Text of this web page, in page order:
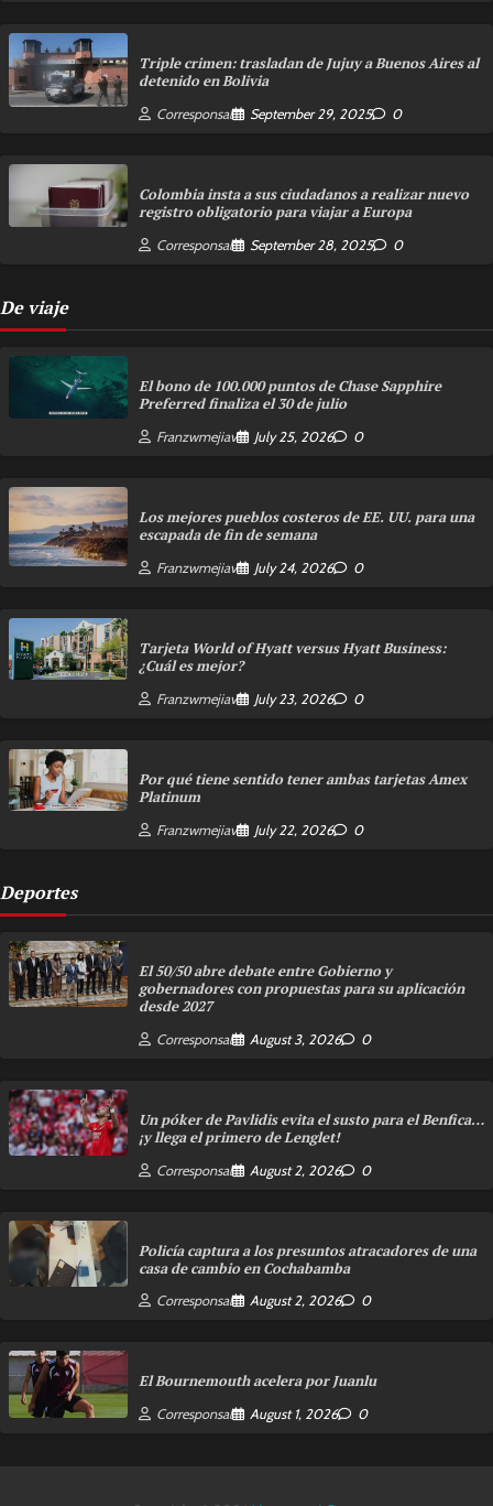
Triple crimen: trasladan de Jujuy a Buenos Aires al
detenido en Bolivia
Corresponsal September 29, 2025 0
Colombia insta a sus ciudadanos a realizar nuevo
registro obligatorio para viajar a Europa
Corresponsal September 28, 2025 0
De viaje
El bono de 100.000 puntos de Chase Sapphire
Preferred finaliza el 30 de julio
Franzwmejiav July 25, 2026 0
Los mejores pueblos costeros de EE. UU. para una
escapada de fin de semana
Franzwmejiav July 24, 2026 0
Tarjeta World of Hyatt versus Hyatt Business:
¿Cuál es mejor?
Franzwmejiav July 23, 2026 0
Por qué tiene sentido tener ambas tarjetas Amex
Platinum
Franzwmejiav July 22, 2026 0
Deportes
El 50/50 abre debate entre Gobierno y
gobernadores con propuestas para su aplicación
desde 2027
Corresponsal August 3, 2026 0
Un póker de Pavlidis evita el susto para el Benfica…
¡y llega el primero de Lenglet!
Corresponsal August 2, 2026 0
Policía captura a los presuntos atracadores de una
casa de cambio en Cochabamba
Corresponsal August 2, 2026 0
El Bournemouth acelera por Juanlu
Corresponsal August 1, 2026 0